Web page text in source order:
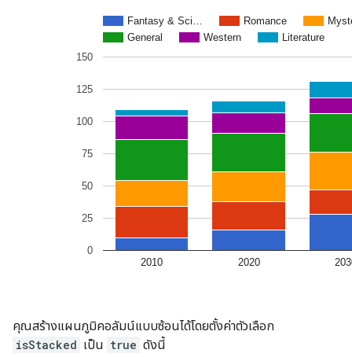
คุณสร้างแผนภูมิคอลัมน์แบบซ้อนได้โดยตั้งค่าตัวเลือก
isStacked เป็น true ดังนี้